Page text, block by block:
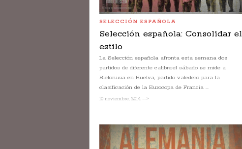
SELECCIÓN ESPAÑOLA
Selección española: Consolidar el
estilo
La Selección española afronta esta semana dos
partidos de diferente calibre,el sábado se mide a
Bielorusia en Huelva, partido valedero para la
clasificación de la Eurocopa de Francia ...
10 noviembre, 2014 -->